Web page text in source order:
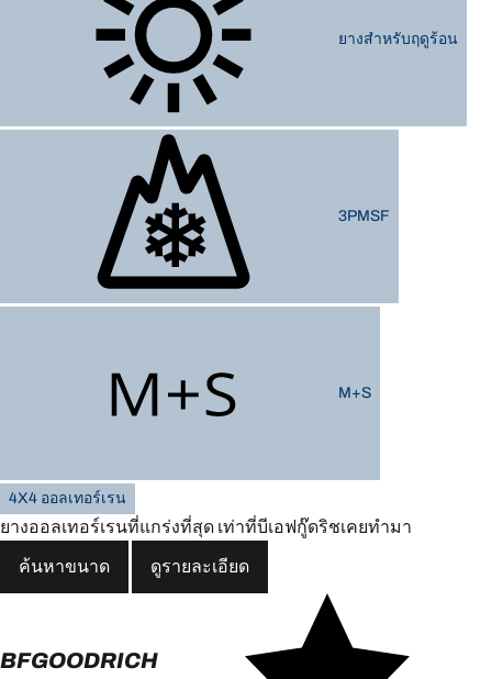
ยางสำหรับฤดูร้อน
3PMSF
M+S
4X4 ออลเทอร์เรน
ยางออลเทอร์เรนที่แกร่งที่สุด เท่าที่บีเอฟกู๊ดริชเคยทำมา
ค้นหาขนาด ดูรายละเอียด
BFGOODRICH